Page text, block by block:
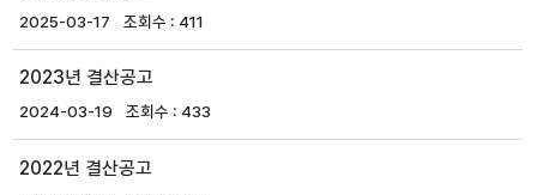
2025-03-17 411
2023년 결산공고
2024-03-19 433
2022년 결산공고